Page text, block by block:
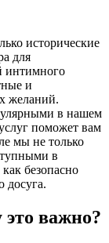
исторические
для
интимного
и
желаний.
в нашем
поможет вам
мы не только
в
безопасно
досуга.
важно?